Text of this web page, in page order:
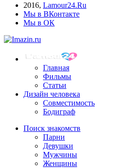
2016, Lamour24.Ru
Мы в ВКонтакте
Мы в ОК
Главная
Фильмы
Статьи
Дизайн человека
Совместимость
Бодиграф
Поиск знакомств
Парни
Девушки
Мужчины
Женщины